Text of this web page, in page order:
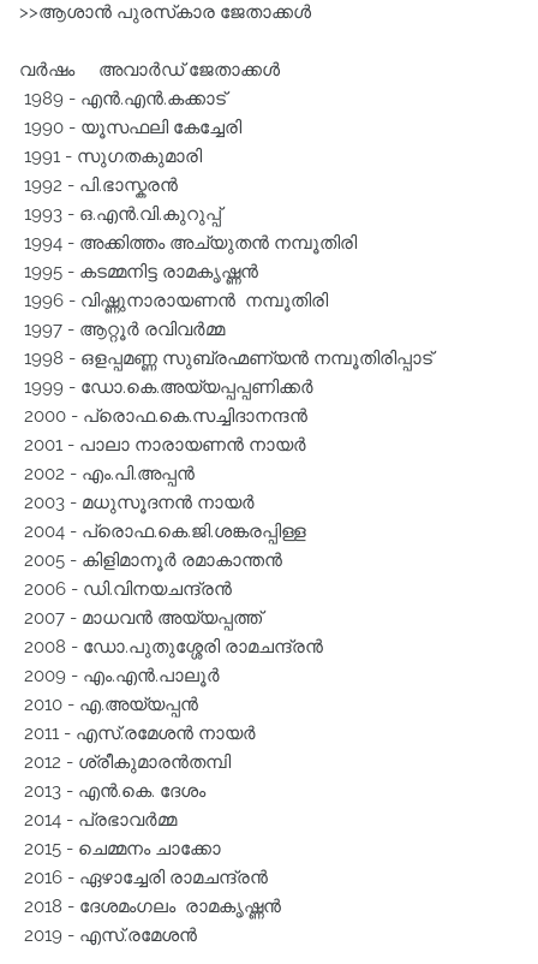
>>ആശാൻ പുരസ്‌കാര ജേതാക്കൾ
വര്‍ഷം അവാര്‍ഡ് ജേതാക്കള്‍
1989 - എന്‍.എന്‍.കക്കാട്
1990 - യൂസഫലി കേച്ചേരി
1991 - സുഗതകുമാരി
1992 - പി.ഭാസ്കരന്‍
1993 - ഒ.എന്‍.വി.കുറുപ്പ്
1994 - അക്കിത്തം അച്യുതന്‍ നമ്പൂതിരി
1995 - കടമ്മനിട്ട രാമകൃഷ്ണന്‍
1996 - വിഷ്ണുനാരായണന്‍ നമ്പൂതിരി
1997 - ആറ്റൂര്‍ രവിവര്‍മ്മ
1998 - ഒളപ്പമണ്ണ സുബ്രഹ്മണ്യന്‍ നമ്പൂതിരിപ്പാട്
1999 - ഡോ.കെ.അയ്യപ്പപ്പണിക്കര്‍
2000 - പ്രൊഫ.കെ.സച്ചിദാനന്ദന്‍
2001 - പാലാ നാരായണന്‍ നായര്‍
2002 - എം.പി.അപ്പന്‍
2003 - മധുസൂദനന്‍ നായര്‍
2004 - പ്രൊഫ.കെ.ജി.ശങ്കരപ്പിള്ള
2005 - കിളിമാനൂര്‍ രമാകാന്തന്‍
2006 - ഡി.വിനയചന്ദ്രന്‍
2007 - മാധവന്‍ അയ്യപ്പത്ത്
2008 - ഡോ.പുതുശ്ശേരി രാമചന്ദ്രന്‍
2009 - എം.എന്‍.പാലൂര്‍
2010 - എ.അയ്യപ്പന്‍
2011 - എസ്.രമേശന്‍ നായര്‍
2012 - ശ്രീകുമാരന്‍തമ്പി
2013 - എന്‍.കെ. ദേശം
2014 - പ്രഭാവര്‍മ്മ
2015 - ചെമ്മനം ചാക്കോ
2016 - ഏഴാച്ചേരി രാമചന്ദ്രൻ
2018 - ദേശമംഗലം രാമകൃഷ്ണൻ
2019 - എസ്.രമേശൻ